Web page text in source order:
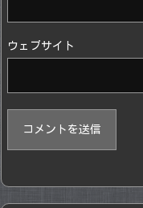
ウェブサイト